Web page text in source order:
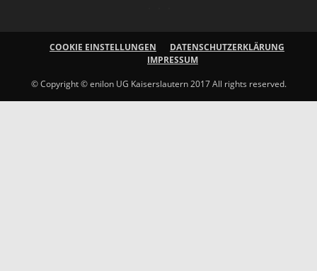
COOKIE EINSTELLUNGEN
DATENSCHUTZERKLÄRUNG
IMPRESSUM
© Copyright © enilon UG Kaiserslautern 2017 All rights reserved.